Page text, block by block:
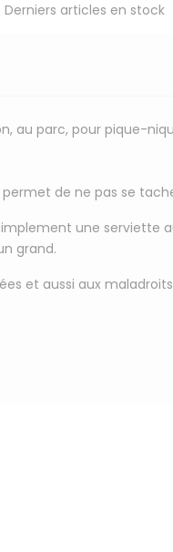
Derniers articles en stock
au parc, pour pique-
de ne pas se
une serviette
grand.
et aussi aux